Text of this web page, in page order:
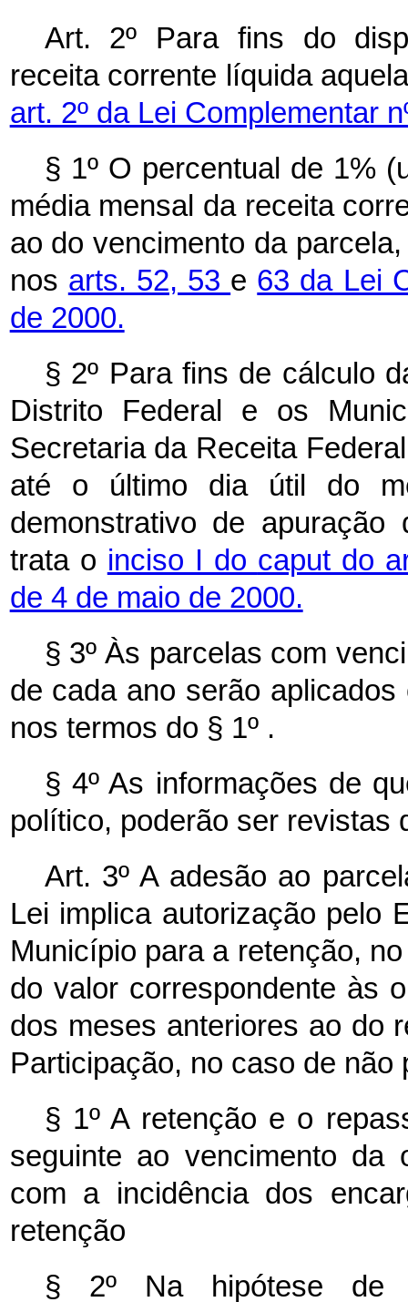
Art. 2º Para fins do
receita corrente líquida
art. 2º da Lei Complementar
§ 1º O percentual de 1%
média mensal da receita
ao do vencimento da
nos arts. 52, 53 e 63 da Lei
de 2000.
§ 2º Para fins de cálculo
Distrito Federal e os
Secretaria da Receita
até o último dia útil do
demonstrativo de
trata o inciso I do caput do
de 4 de maio de 2000.
§ 3º Às parcelas com
de cada ano serão
nos termos do § 1º .
§ 4º As informações de
político, poderão ser revistas
Art. 3º A adesão ao
Lei implica autorização pelo
Município para a retenção,
do valor correspondente às
dos meses anteriores ao do
Participação, no caso de
§ 1º A retenção e o
seguinte ao vencimento da
com a incidência dos
retenção
§ 2º Na hipótese de